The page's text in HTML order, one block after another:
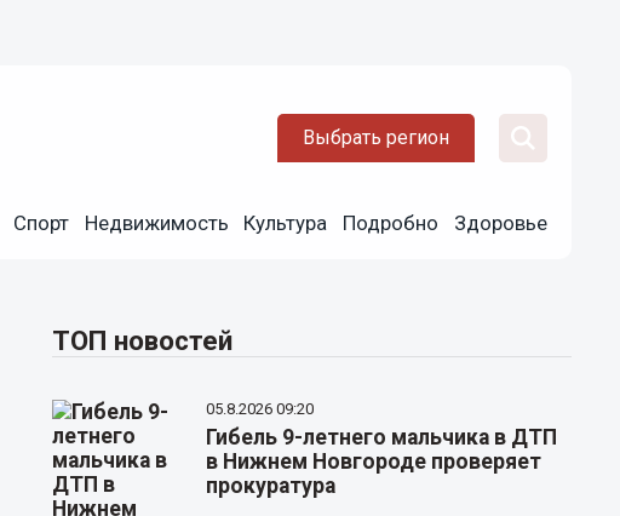
Выбрать регион
Спорт Недвижимость Культура Подробно Здоровье
ТОП новостей
05.8.2026 09:20
Гибель 9-летнего мальчика в ДТП
в Нижнем Новгороде проверяет
прокуратура